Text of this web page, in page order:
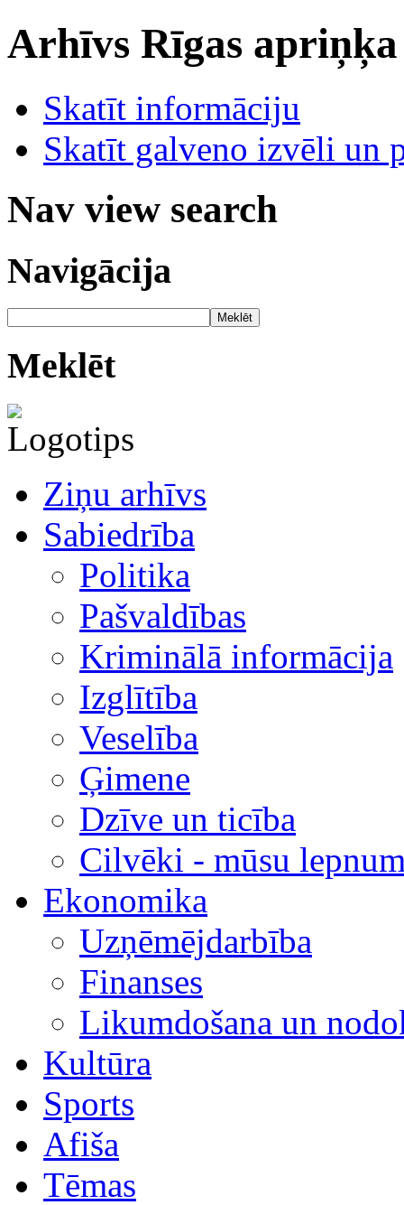
Arhīvs Rīgas
Skatīt informāciju
Skatīt galveno izvēli un
Nav view search
Navigācija
Meklēt
Meklēt
Ziņu arhīvs
Sabiedrība
Politika
Pašvaldības
Kriminālā informācija
Izglītība
Veselība
Ģimene
Dzīve un ticība
Cilvēki - mūsu
Ekonomika
Uzņēmējdarbība
Finanses
Likumdošana un
Kultūra
Sports
Afiša
Tēmas